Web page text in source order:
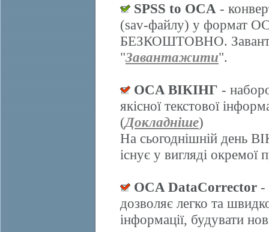
SPSS to OCA -
(sav-файлу) у формат
БЕЗКОШТОВНО.
"Завантажити".
OCA ВІКІНГ -
якісної текстової
(Докладніше)
На сьогоднішній день
існує у вигляді окремої
OCA DataCorrector -
дозволяє легко та
інформації, будувати